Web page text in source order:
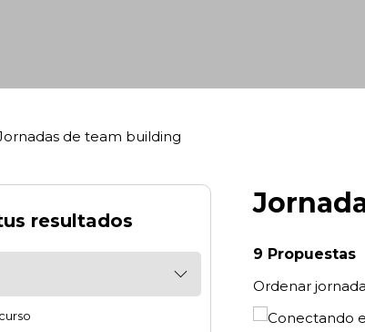
de team building
9 Propuestas
Ordenar
resultados